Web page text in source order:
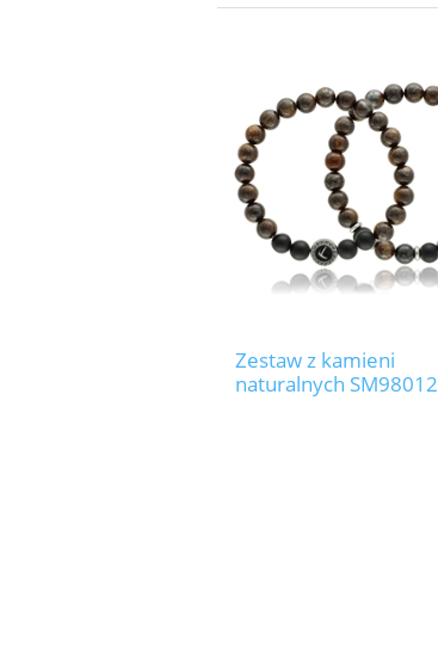
Zestaw z kamieni
naturalnych SM98012